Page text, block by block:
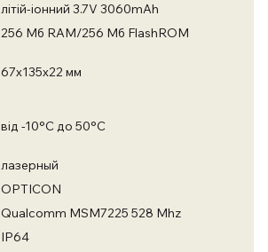
літій-іонний 3.7V 3060mAh
256 Мб RAM/256 Mб FlashROM
67x135x22 мм
від -10°C до 50°C
лазерный
OPTICON
Qualcomm MSM7225 528 Mhz
IP64